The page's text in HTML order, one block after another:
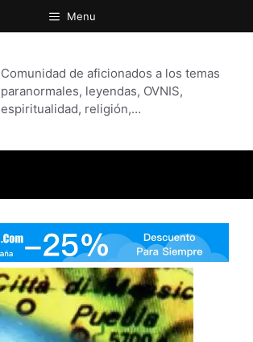
Menu
Comunidad de aficionados a los temas
paranormales, leyendas, OVNIS,
espiritualidad, religión,…